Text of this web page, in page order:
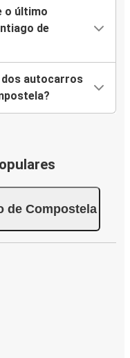
o último
de
dos autocarros
de Compostela